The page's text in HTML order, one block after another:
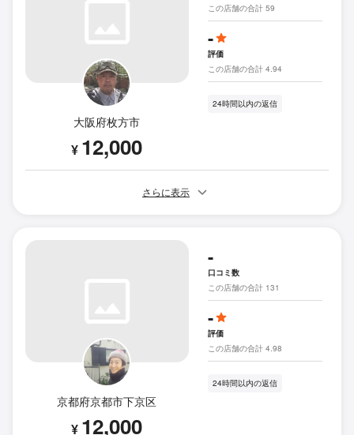
大阪府枚方市
¥ 12,000
この店舗の合計 59
-
評価
この店舗の合計 4.94
24時間以内の返信
さらに表示
京都府京都市下京区
¥ 12,000
-
口コミ数
この店舗の合計 131
-
評価
この店舗の合計 4.98
24時間以内の返信